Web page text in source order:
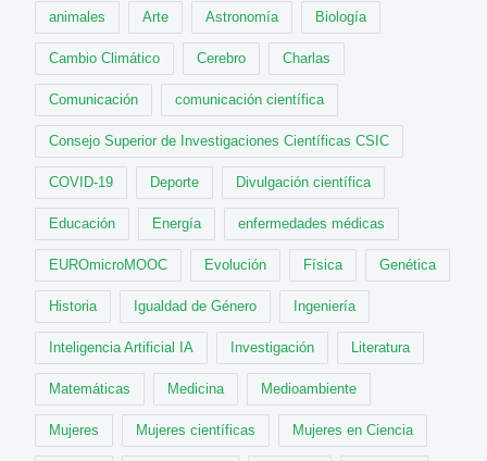
animales Arte Astronomía Biología
Cambio Climático Cerebro Charlas
Comunicación comunicación científica
Consejo Superior de Investigaciones Científicas CSIC
COVID-19 Deporte Divulgación científica
Educación Energía enfermedades médicas
EUROmicroMOOC Evolución Física Genética
Historia Igualdad de Género Ingeniería
Inteligencia Artificial IA Investigación Literatura
Matemáticas Medicina Medioambiente
Mujeres Mujeres científicas Mujeres en Ciencia